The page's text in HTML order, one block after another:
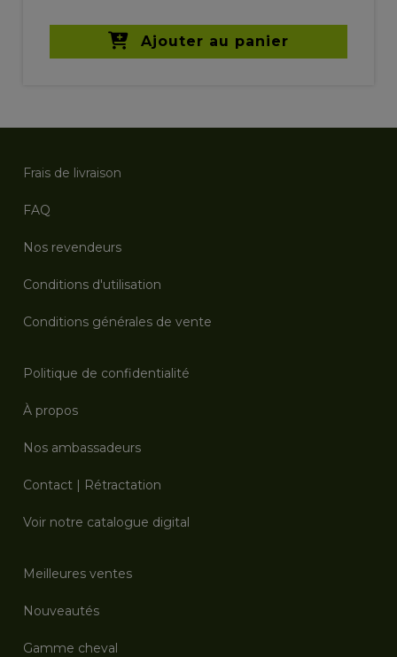
Ajouter au panier
Frais de livraison
FAQ
Nos revendeurs
Conditions d'utilisation
Conditions générales de vente
Politique de confidentialité
À propos
Nos ambassadeurs
Contact | Rétractation
Voir notre catalogue digital
Meilleures ventes
Nouveautés
Gamme cheval